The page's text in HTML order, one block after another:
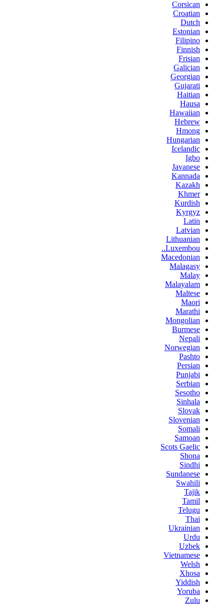
Corsican
Croatian
Dutch
Estonian
Filipino
Finnish
Frisian
Galician
Georgian
Gujarati
Haitian
Hausa
Hawaiian
Hebrew
Hmong
Hungarian
Icelandic
Igbo
Javanese
Kannada
Kazakh
Khmer
Kurdish
Kyrgyz
Latin
Latvian
Lithuanian
Luxembou..
Macedonian
Malagasy
Malay
Malayalam
Maltese
Maori
Marathi
Mongolian
Burmese
Nepali
Norwegian
Pashto
Persian
Punjabi
Serbian
Sesotho
Sinhala
Slovak
Slovenian
Somali
Samoan
Scots Gaelic
Shona
Sindhi
Sundanese
Swahili
Tajik
Tamil
Telugu
Thai
Ukrainian
Urdu
Uzbek
Vietnamese
Welsh
Xhosa
Yiddish
Yoruba
Zulu